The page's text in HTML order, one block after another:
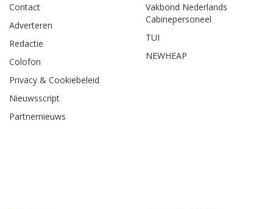
Contact
Adverteren
Redactie
Colofon
Privacy & Cookiebeleid
Nieuwsscript
Partnernieuws
Vakbond Nederlands
Cabinepersoneel
TUI
NEWHEAP